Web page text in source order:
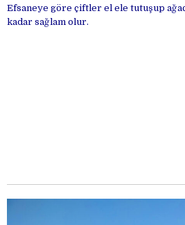
Efsaneye göre çiftler el ele tutuşup
kadar sağlam olur.